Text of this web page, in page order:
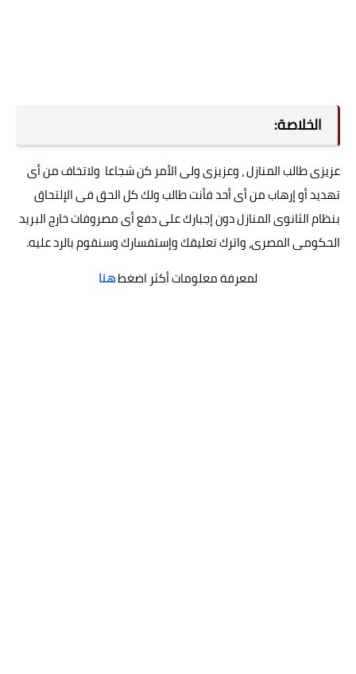
الخلاصة:
عزيزى طالب المنازل ، وعزيزى ولى الأمر كن شجاعا ولاتخاف من أى
تهديد أو إرهاب من أى أحد فأنت طالب ولك كل الحق فى الإلتحاق
بنظام الثانوى المنازل دون إجبارك على دفع أى مصروفات خارج البريد
الحكومى المصرى، واترك تعليقك وإستفسارك وسنقوم بالرد عليه.
لمعرفة معلومات أكثر اضغطهنا